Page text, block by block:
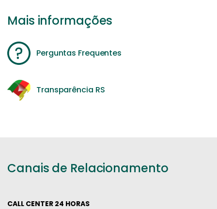
Mais informações
Perguntas Frequentes
Transparência RS
Canais de Relacionamento
CALL CENTER 24 HORAS